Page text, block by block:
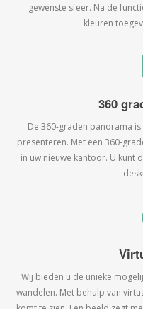
gewenste sfeer. Na de
kleuren
360
De 360-graden panorama
presenteren. Met een 360-
in uw nieuwe kantoor. U kunt
Wij bieden u de unieke
wandelen. Met behulp van